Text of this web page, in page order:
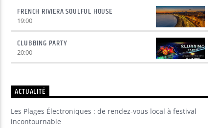
FRENCH RIVIERA SOULFUL HOUSE
19:00
CLUBBING PARTY
20:00
ACTUALITÉ
Les Plages Électroniques : de rendez-vous local à festival
incontournable